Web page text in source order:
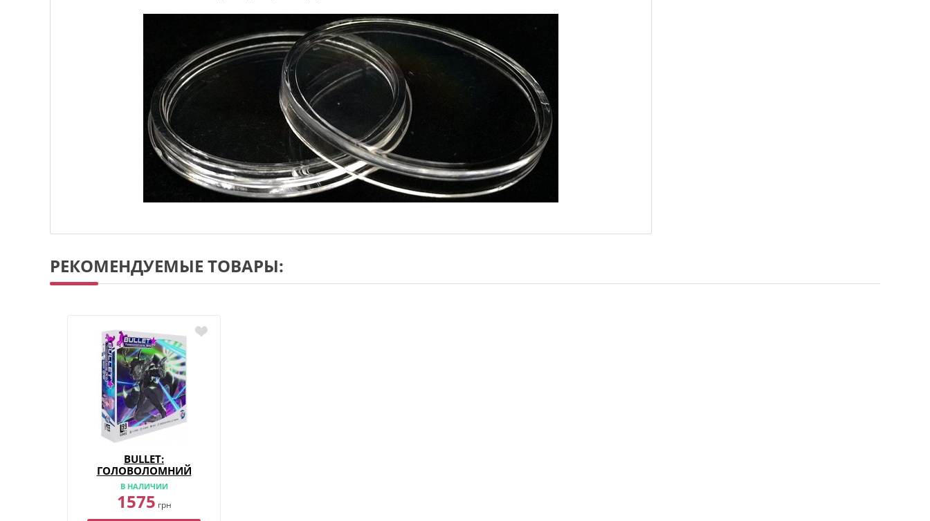
РЕКОМЕНДУЕМЫЕ ТОВАРЫ:
BULLET:
ГОЛОВОЛОМНИЙ
ШУТЕР
В НАЛИЧИИ
1575 грн